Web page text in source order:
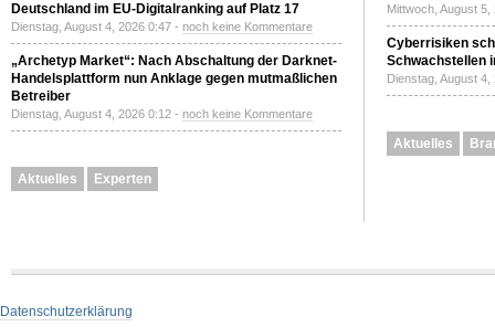
Deutschland im EU-Digitalranking auf Platz 17
Dienstag, August 4, 2026 0:47 - noch keine Kommentare
„Archetyp Market“: Nach Abschaltung der Darknet-
Handelsplattform nun Anklage gegen mutmaßlichen
Betreiber
Dienstag, August 4, 2026 0:12 - noch keine Kommentare
Aktuelles Experten
Mittwoch, August
Cyberrisiken
Schwachstellen
Dienstag, August
Aktuelles
Datenschutzerklärung